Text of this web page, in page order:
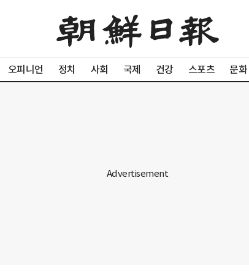
오피니언 정치 사회 국제 건강 스포츠 문화